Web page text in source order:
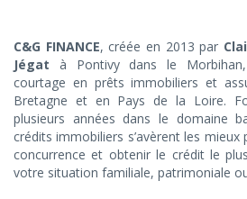
C&G FINANCE, créée en 2013 par
Jégat à Pontivy dans le
courtage en prêts immobiliers et
Bretagne et en Pays de la Loire.
plusieurs années dans le domaine
crédits immobiliers s’avèrent les
concurrence et obtenir le crédit le
votre situation familiale, patrimoniale